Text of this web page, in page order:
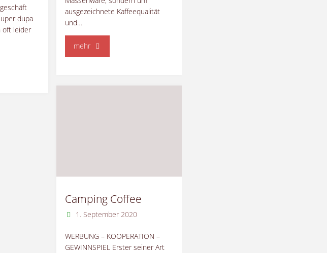
dupa
oft leider
ausgezeichnete Kaffeequalität
und…
mehr"Flora
Camping Coffee
1. September 2020
WERBUNG – KOOPERATION –
GEWINNSPIEL Erster seiner Art